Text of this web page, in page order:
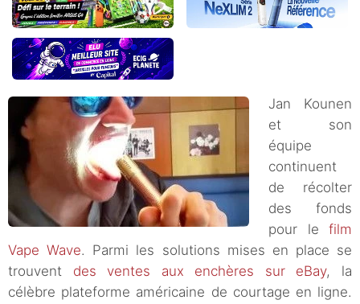
Jan Kounen
et son
équipe
continuent
de récolter
des fonds
pour le film
Vape Wave. Parmi les solutions mises en place se
trouvent des ventes aux enchères sur eBay, la
célèbre plateforme américaine de courtage en ligne.